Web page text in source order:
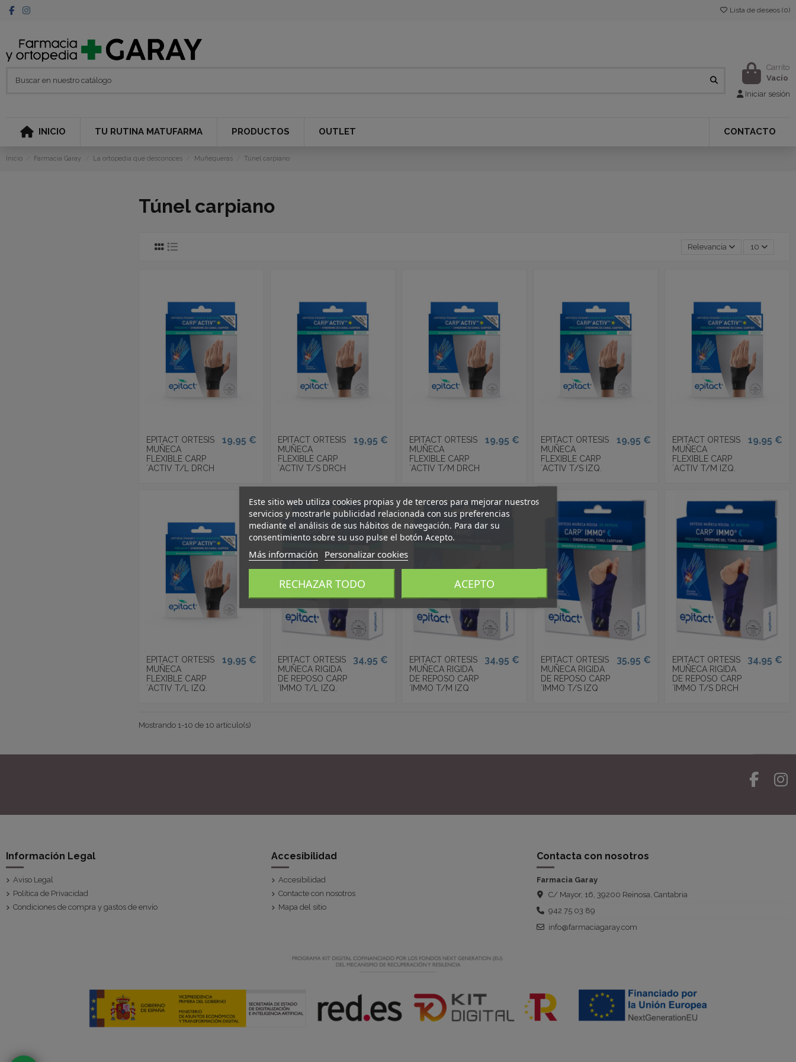
Lista de deseos (0)
Carrito
Vacío
Iniciar sesión
INICIO TU RUTINA MATUFARMA CONTACTO
PRODUCTOS OUTLET
Inicio Farmacia Garay La ortopedia que desconoces Muñequeras Túnel carpiano
Túnel carpiano
Relevancia 10
EPITACT ORTESIS
MUÑECA
FLEXIBLE CARP
´ACTIV T/L DRCH
19,95 €
EPITACT ORTESIS
MUÑECA
FLEXIBLE CARP
´ACTIV T/S DRCH
19,95 €
EPITACT ORTESIS
MUÑECA
FLEXIBLE CARP
´ACTIV T/M DRCH
19,95 €
EPITACT ORTESIS
MUÑECA
FLEXIBLE CARP
´ACTIV T/S IZQ.
19,95 €
EPITACT ORTESIS
MUÑECA
FLEXIBLE CARP
´ACTIV T/M IZQ.
19,95 €
EPITACT ORTESIS
MUÑECA
FLEXIBLE CARP
´ACTIV T/L IZQ.
19,95 €
EPITACT ORTESIS
MUÑECA RIGIDA
DE REPOSO CARP
´IMMO T/L IZQ.
34,95 €
EPITACT ORTESIS
MUÑECA RIGIDA
DE REPOSO CARP
´IMMO T/M IZQ
34,95 €
EPITACT ORTESIS
MUÑECA RIGIDA
DE REPOSO CARP
´IMMO T/S IZQ
35,95 €
EPITACT ORTESIS
MUÑECA RIGIDA
DE REPOSO CARP
´IMMO T/S DRCH
34,95 €
Mostrando 1-10 de 10 artículo(s)
Información Legal
Aviso Legal
Política de Privacidad
Condiciones de compra y gastos de envío
Accesibilidad
Accesibilidad
Contacte con nosotros
Mapa del sitio
Contacta con nosotros
Farmacia Garay
C/ Mayor, 16, 39200 Reinosa, Cantabria
942 75 03 89
info@farmaciagaray.com
Este sitio web utiliza cookies propias y de terceros para mejorar nuestros
servicios y mostrarle publicidad relacionada con sus preferencias
mediante el análisis de sus hábitos de navegación. Para dar su
consentimiento sobre su uso pulse el botón Acepto.
Más información Personalizar cookies
RECHAZAR TODO ACEPTO